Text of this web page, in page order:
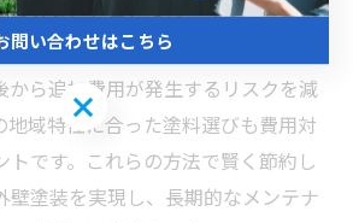
を参考にしましょう。さらに、見積
チェックし、不明瞭な項目がないか
から追加費用が発生するリスクを減
地域特性に合った塗料選びも費用対
トです。これらの方法で賢く節約し
壁塗装を実現し、長期的なメンテナ
問い合わせはこちら
問い合わせはこちら